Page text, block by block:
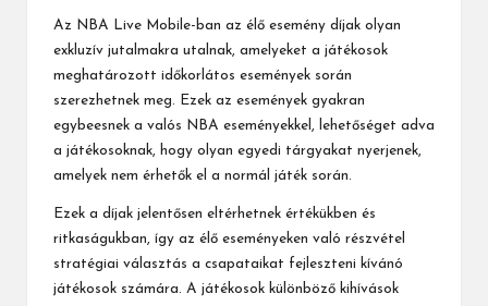
Az NBA Live Mobile-ban az élő esemény díjak olyan
exkluzív jutalmakra utalnak, amelyeket a játékosok
meghatározott időkorlátos események során
szerezhetnek meg. Ezek az események gyakran
egybeesnek a valós NBA eseményekkel, lehetőséget adva
a játékosoknak, hogy olyan egyedi tárgyakat nyerjenek,
amelyek nem érhetők el a normál játék során.
Ezek a díjak jelentősen eltérhetnek értékükben és
ritkaságukban, így az élő eseményeken való részvétel
stratégiai választás a csapataikat fejleszteni kívánó
játékosok számára. A játékosok különböző kihívások